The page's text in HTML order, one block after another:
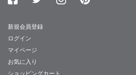
新規会員登録
ログイン
マイページ
お気に入り
ショッピングカート